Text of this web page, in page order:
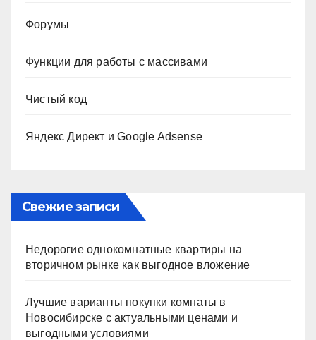
Форумы
Функции для работы с массивами
Чистый код
Яндекс Директ и Google Adsense
Свежие записи
Недорогие однокомнатные квартиры на
вторичном рынке как выгодное вложение
Лучшие варианты покупки комнаты в
Новосибирске с актуальными ценами и
выгодными условиями